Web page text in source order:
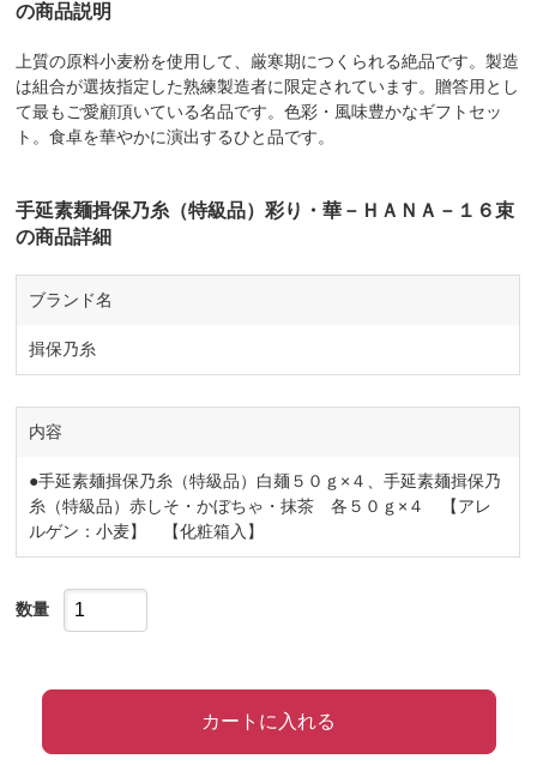
の商品説明
上質の原料小麦粉を使用して、厳寒期につくられる絶品です。製造
は組合が選抜指定した熟練製造者に限定されています。贈答用とし
て最もご愛顧頂いている名品です。色彩・風味豊かなギフトセッ
ト。食卓を華やかに演出するひと品です。
手延素麺揖保乃糸（特級品）彩り・華－ＨＡＮＡ－１６束
の商品詳細
ブランド名
揖保乃糸
内容
●手延素麺揖保乃糸（特級品）白麺５０ｇ×４、手延素麺揖保乃
糸（特級品）赤しそ・かぼちゃ・抹茶 各５０ｇ×４ 【アレ
ルゲン：小麦】 【化粧箱入】
数量
カートに入れる